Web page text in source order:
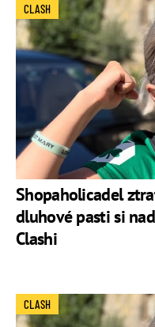
Shopaholicadel
dluhové pasti si
Clashi
CLASH
CLASH